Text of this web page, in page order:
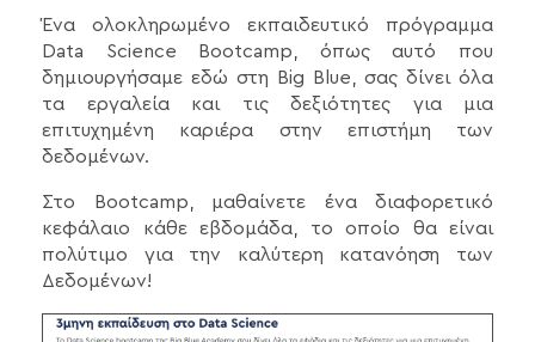
Ένα ολοκληρωμένο εκπαιδευτικό πρόγραμμα
Data Science Bootcamp, όπως αυτό που
δημιουργήσαμε εδώ στη Big Blue, σας δίνει όλα
τα εργαλεία και τις δεξιότητες για μια
επιτυχημένη καριέρα στην επιστήμη των
δεδομένων.
Στο Bootcamp, μαθαίνετε ένα διαφορετικό
κεφάλαιο κάθε εβδομάδα, το οποίο θα είναι
πολύτιμο για την καλύτερη κατανόηση των
Δεδομένων!